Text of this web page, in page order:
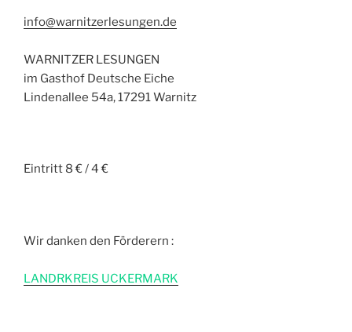
info@warnitzerlesungen.de
WARNITZER LESUNGEN
im Gasthof Deutsche Eiche
Lindenallee 54a, 17291 Warnitz
Eintritt 8 € / 4 €
Wir danken den Förderern :
LANDRKREIS UCKERMARK